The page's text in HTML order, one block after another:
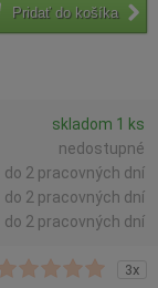
Pridať do košíka
skladom 1 ks
nedostupné
do 2 pracovných dní
do 2 pracovných dní
do 2 pracovných dní
3x